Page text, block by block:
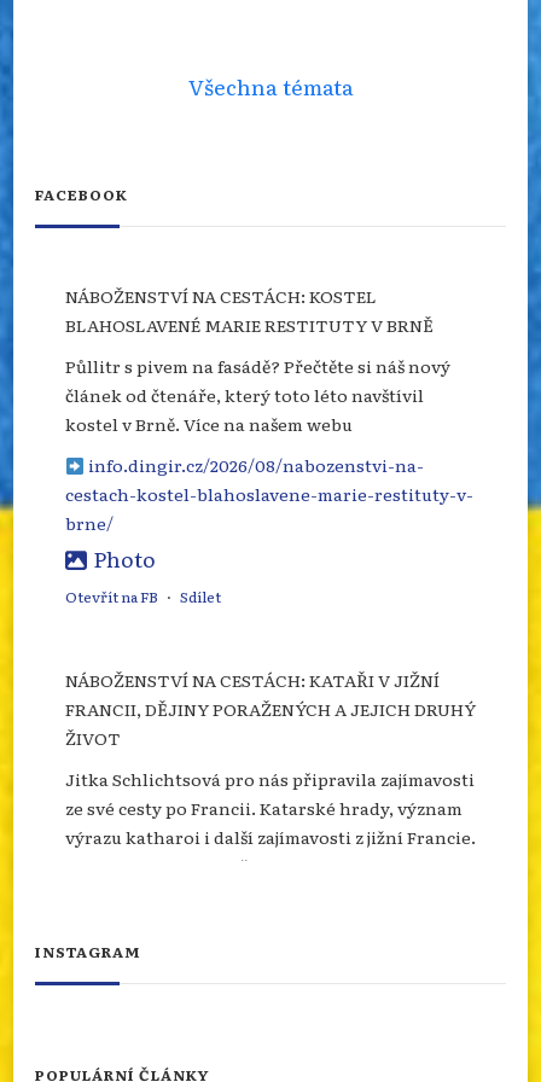
Všechna témata
FACEBOOK
NÁBOŽENSTVÍ NA CESTÁCH: KOSTEL
BLAHOSLAVENÉ MARIE RESTITUTY V BRNĚ
Půllitr s pivem na fasádě? Přečtěte si náš nový
článek od čtenáře, který toto léto navštívil
kostel v Brně. Více na našem webu
info.dingir.cz/2026/08/nabozenstvi-na-
cestach-kostel-blahoslavene-marie-restituty-v-
brne/
Photo
Otevřít na FB · Sdílet
NÁBOŽENSTVÍ NA CESTÁCH: KATAŘI V JIŽNÍ
FRANCII, DĚJINY PORAŽENÝCH A JEJICH DRUHÝ
ŽIVOT
Jitka Schlichtsová pro nás připravila zajímavosti
ze své cesty po Francii. Katarské hrady, význam
výrazu katharoi i další zajímavosti z jižní Francie.
Více se dozvíte na našem webu.
porazenych-a-jejich-d...
INSTAGRAM
POPULÁRNÍ ČLÁNKY